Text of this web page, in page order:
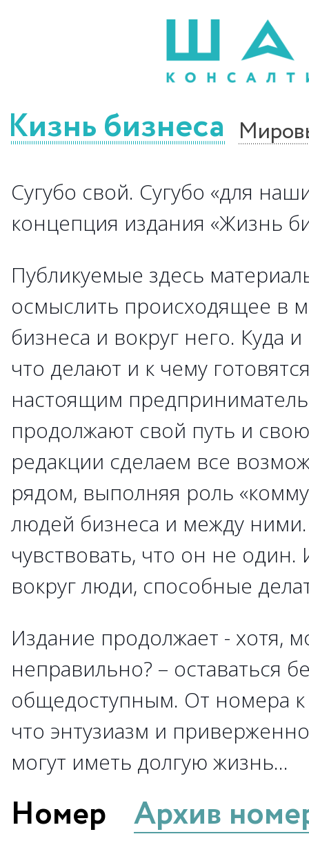
бизнеса
Сугубо свой. Сугубо «для
концепция издания «Жизнь
Публикуемые здесь
осмыслить происходящее в
бизнеса и вокруг него. Куда
что делают и к чему
настоящим
продолжают свой путь и
редакции сделаем все
рядом, выполняя роль
людей бизнеса и между
чувствовать, что он не
вокруг люди, способные
Издание продолжает - хотя,
неправильно? – оставаться
общедоступным. От номера к
что энтузиазм и
могут иметь долгую жизнь…
Номер Архив